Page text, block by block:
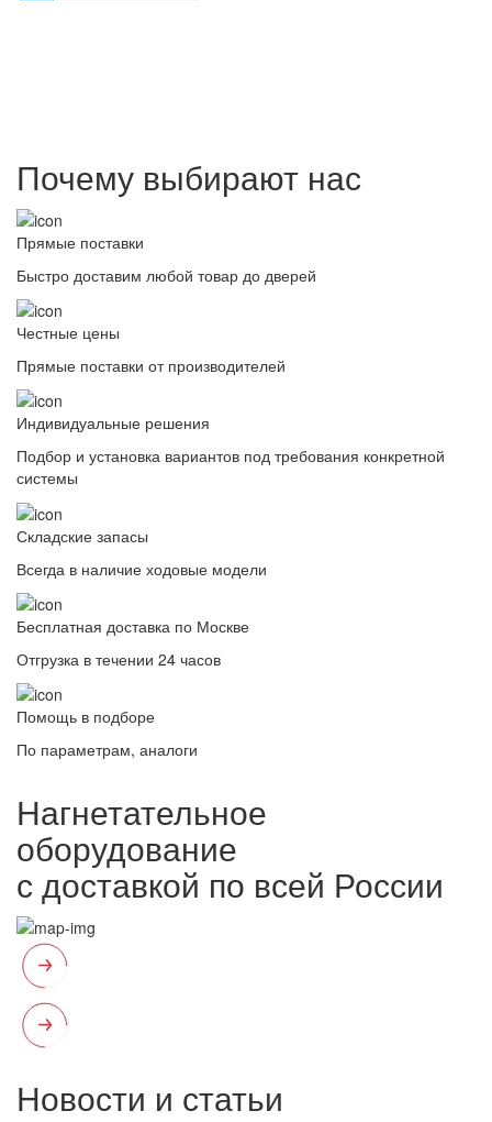
Почему выбирают нас
Прямые поставки
Быстро доставим любой товар до дверей
Честные цены
Прямые поставки от производителей
Индивидуальные решения
Подбор и установка вариантов под требования конкретной
системы
Складские запасы
Всегда в наличие ходовые модели
Бесплатная доставка по Москве
Отгрузка в течении 24 часов
Помощь в подборе
По параметрам, аналоги
Нагнетательное
оборудование
с доставкой по всей России
Новости и статьи